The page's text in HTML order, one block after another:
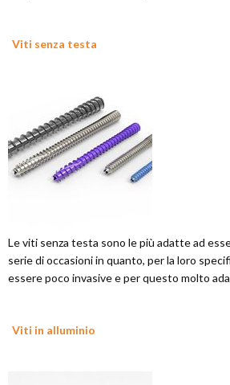
Viti senza testa
Le viti senza testa sono le più adatte ad
serie di occasioni in quanto, per la loro
essere poco invasive e per questo molto
Viti in alluminio